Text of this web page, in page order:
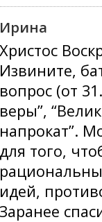
Ирина
Христос
Извините,
вопрос (от
веры”,
напрокат”.
для того,
идей,
Заранее